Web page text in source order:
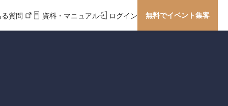
質問 資料・マニュアル ログイン 無料でイベント集客